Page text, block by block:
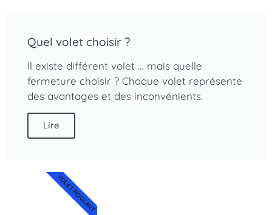
Quel volet choisir ?
Il existe différent volet … mais quelle
fermeture choisir ? Chaque volet représente
des avantages et des inconvénients.
Lire
VOLET ROULANT